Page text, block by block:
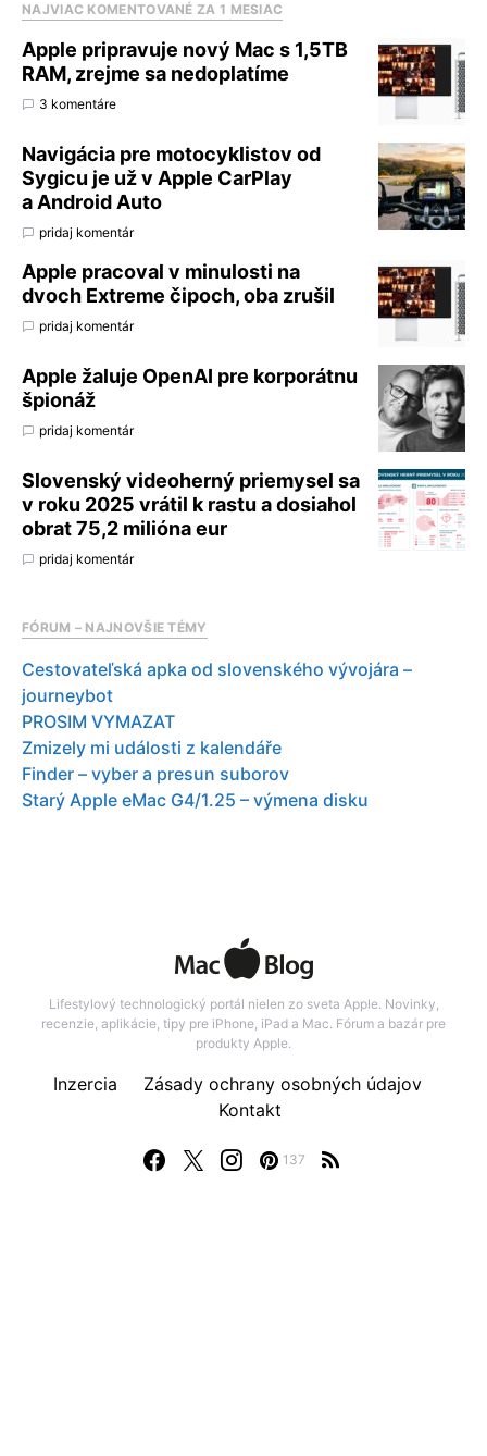
NAJVIAC KOMENTOVANÉ ZA 1 MESIAC
Apple pripravuje nový Mac s 1,5TB
RAM, zrejme sa nedoplatíme
3 komentáre
Navigácia pre motocyklistov od
Sygicu je už v Apple CarPlay
a Android Auto
pridaj komentár
Apple pracoval v minulosti na
dvoch Extreme čipoch, oba zrušil
pridaj komentár
Apple žaluje OpenAI pre korporátnu
špionáž
pridaj komentár
Slovenský videoherný priemysel sa
v roku 2025 vrátil k rastu a dosiahol
obrat 75,2 milióna eur
pridaj komentár
FÓRUM – NAJNOVŠIE TÉMY
Cestovateľská apka od slovenského vývojára –
journeybot
PROSIM VYMAZAT
Zmizely mi události z kalendáře
Finder – vyber a presun suborov
Starý Apple eMac G4/1.25 – výmena disku
Lifestylový technologický portál nielen zo sveta Apple. Novinky,
recenzie, aplikácie, tipy pre iPhone, iPad a Mac. Fórum a bazár pre
produkty Apple.
137
Inzercia
Zásady ochrany osobných údajov
Kontakt